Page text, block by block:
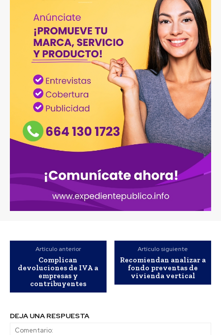
Artículo anterior
Complican
devoluciones de IVA a
empresas y
contribuyentes
Artículo siguiente
Recomiendan analizar a
fondo preventas de
vivienda vertical
DEJA UNA RESPUESTA